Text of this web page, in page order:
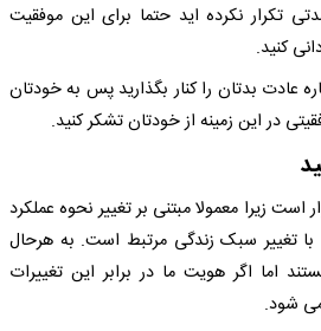
تکرار نکرده اید حتما برای این موفقیت
کنید.
عادت بدتان را کنار بگذارید پس به خودتان
در این زمینه از خودتان تشکر کنید.
زیرا معمولا مبتنی بر تغییر نحوه عملکرد
با تغییر سبک زندگی مرتبط است. به هرحال
اما اگر هویت ما در برابر این تغییرات
شود.